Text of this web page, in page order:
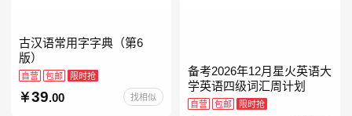
古汉语常用字字典（第6
版）
自营 包邮 限时抢
39.00 找相似
备考2026年12月星火英语大
学英语四级词汇周计划
自营 包邮 限时抢